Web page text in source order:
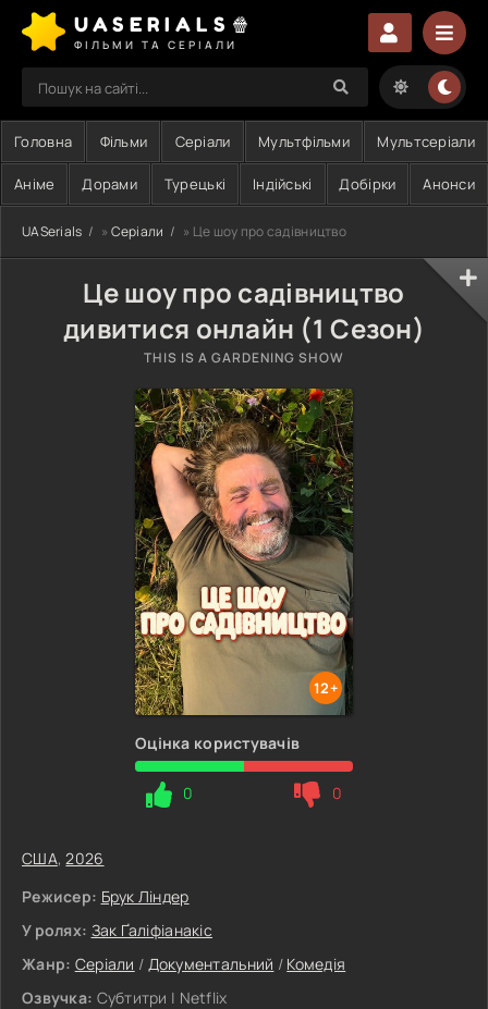
UASERIALS🍿
ФІЛЬМИ ТА СЕРІАЛИ
Головна Фільми Серіали Мультфільми Мультсеріали
Аніме Дорами Турецькі Індійські Добірки Анонси
UASerials » Серіали » Це шоу про садівництво
Це шоу про садівництво
дивитися онлайн (1 Сезон)
THIS IS A GARDENING SHOW
12+
Оцінка користувачів
0 0
США,2026
Режисер: Брук Ліндер
У ролях: Зак Ґаліфіанакіс
Жанр: Серіали / Документальний / Комедія
Озвучка: Субтитри | Netflix